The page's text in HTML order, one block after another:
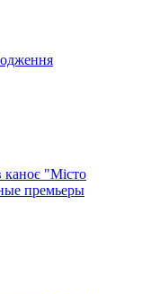
"Місто
премьеры